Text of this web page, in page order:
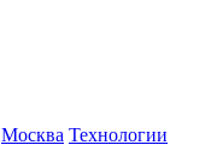
Москва Технологии